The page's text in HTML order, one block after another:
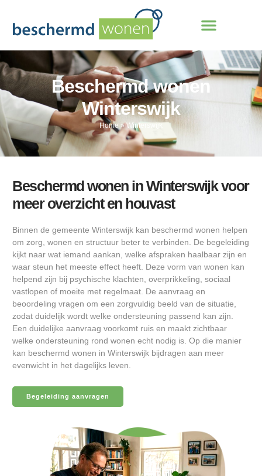
Beschermd wonen
Winterswijk
Home »Winterswijk
Beschermd wonen in Winterswijk voor
meer overzicht en houvast
Binnen de gemeente Winterswijk kan beschermd wonen helpen
om zorg, wonen en structuur beter te verbinden. De begeleiding
kijkt naar wat iemand aankan, welke afspraken haalbaar zijn en
waar steun het meeste effect heeft. Deze vorm van wonen kan
helpend zijn bij psychische klachten, overprikkeling, sociaal
vastlopen of moeite met regelmaat. De aanvraag en
beoordeling vragen om een zorgvuldig beeld van de situatie,
zodat duidelijk wordt welke ondersteuning passend kan zijn.
Een duidelijke aanvraag voorkomt ruis en maakt zichtbaar
welke ondersteuning rond wonen echt nodig is. Op die manier
kan beschermd wonen in Winterswijk bijdragen aan meer
evenwicht in het dagelijks leven.
Begeleiding aanvragen